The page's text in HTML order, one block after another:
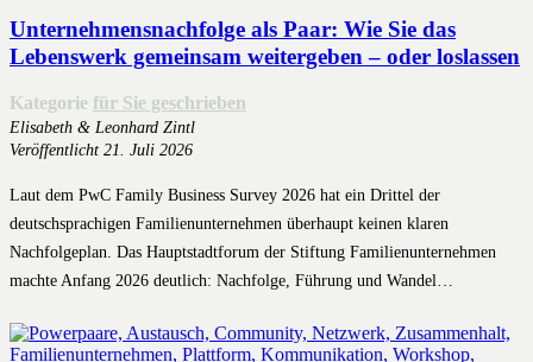
Unternehmensnachfolge als Paar: Wie Sie das
Lebenswerk gemeinsam weitergeben – oder loslassen
Kategorie für Sie geschrieben
Elisabeth & Leonhard Zintl
Veröffentlicht 21. Juli 2026
Laut dem PwC Family Business Survey 2026 hat ein Drittel der
deutschsprachigen Familienunternehmen überhaupt keinen klaren
Nachfolgeplan. Das Hauptstadtforum der Stiftung Familienunternehmen
machte Anfang 2026 deutlich: Nachfolge, Führung und Wandel…